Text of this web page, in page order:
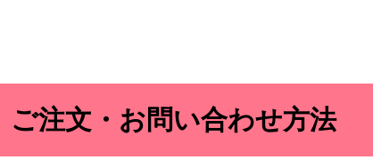
ご注文・お問い合わせ方法